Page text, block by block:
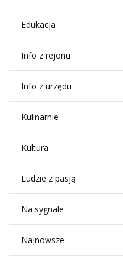
Edukacja
Info z rejonu
Info z urzędu
Kulinarnie
Kultura
Ludzie z pasją
Na sygnale
Najnowsze